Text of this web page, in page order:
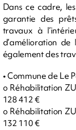
Dans ce cadre,
garantie des
travaux à
d’amélioration
également des
• Commune de Le
o Réhabilitation
128 412 €
o Réhabilitation
132 110 €